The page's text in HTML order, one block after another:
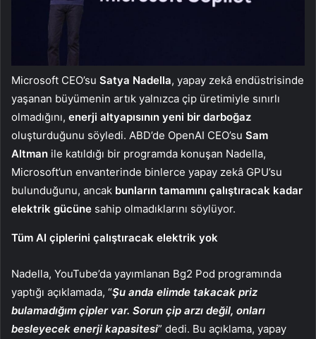
Microsoft CEO’su Satya Nadella, yapay zekâ endüstrisinde
yaşanan büyümenin artık yalnızca çip üretimiyle sınırlı
olmadığını, enerji altyapısının yeni bir darboğaz
oluşturduğunu söyledi. ABD’de OpenAI CEO’su Sam
Altman ile katıldığı bir programda konuşan Nadella,
Microsoft’un envanterinde binlerce yapay zekâ GPU’su
bulunduğunu, ancak bunların tamamını çalıştıracak kadar
elektrik gücüne sahip olmadıklarını söylüyor.
Tüm AI çiplerini çalıştıracak elektrik yok
Nadella, YouTube’da yayımlanan Bg2 Pod programında
yaptığı açıklamada, “Şu anda elimde takacak priz
bulamadığım çipler var. Sorun çip arzı değil, onları
besleyecek enerji kapasitesi” dedi. Bu açıklama, yapay